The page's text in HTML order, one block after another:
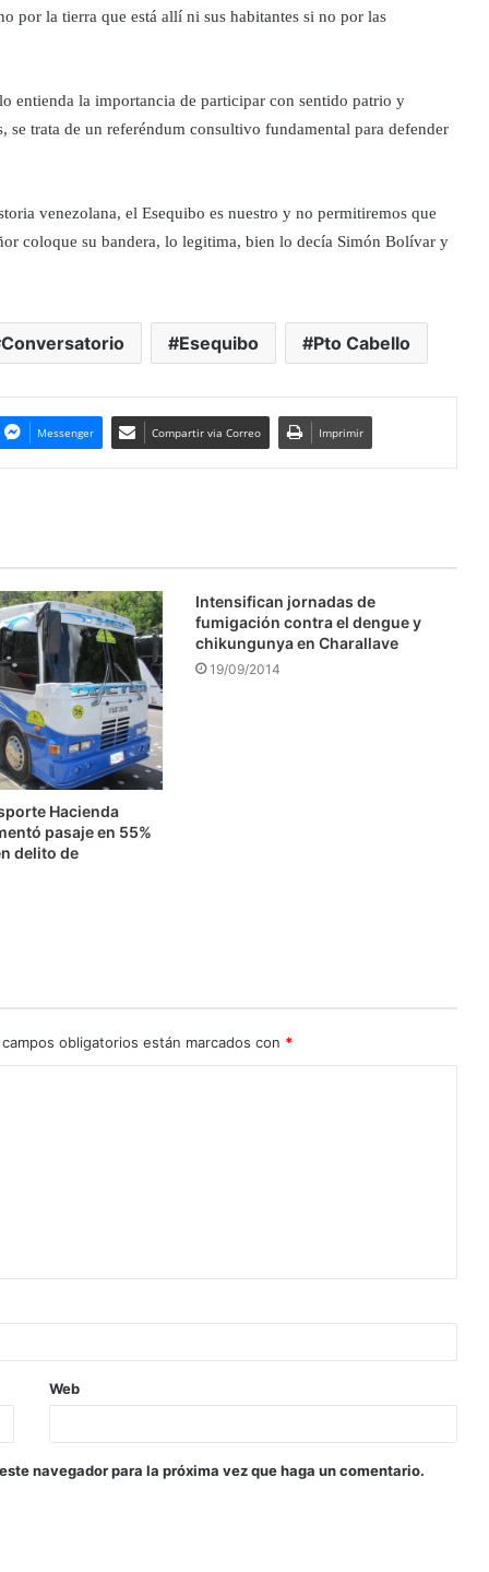
por la tierra que está allí ni sus habitantes si no por las
entienda la importancia de participar con sentido patrio y
se trata de un referéndum consultivo fundamental para defender
venezolana, el Esequibo es nuestro y no permitiremos que
coloque su bandera, lo legitima, bien lo decía Simón Bolívar y
Conversatorio Esequibo Pto Cabello
Messenger Compartir via Correo Imprimir
Hacienda
pasaje en 55%
delito de
Intensifican jornadas de
fumigación contra el dengue y
chikungunya en Charallave
19/09/2014
obligatorios están marcados con *
Web
navegador para la próxima vez que haga un comentario.